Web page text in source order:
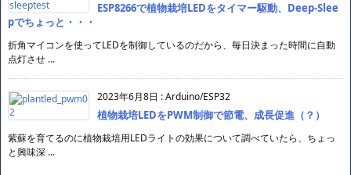
ESP8266で植物栽培LEDをタイマー駆動、Deep-Slee
pでちょっと・・・
折角マイコンを使ってLEDを制御しているのだから、毎日決まった時間に自動
点灯させ ...
2023年6月8日 :Arduino/ESP32
植物栽培LEDをPWM制御で節電、成長促進（？）
紫蘇を育てるのに植物栽培用LEDライトの効果について調べていたら、ちょっ
と興味深 ...